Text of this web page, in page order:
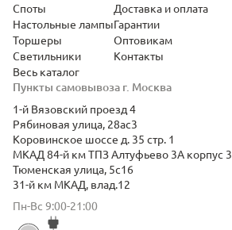
Пункты самовывоза г. Москва
1-й Вязовский проезд 4
Рябиновая улица, 28ас3
Коровинское шоссе д. 35 стр. 1
МКАД 84-й км ТПЗ Алтуфьево 3А корпус 3
Тюменская улица, 5с16
31-й км МКАД, влад.12
Пн-Вс 9:00-21:00
Споты
Настольные лампы
Торшеры
Светильники
Весь каталог
Доставка и оплата
Гарантии
Оптовикам
Контакты